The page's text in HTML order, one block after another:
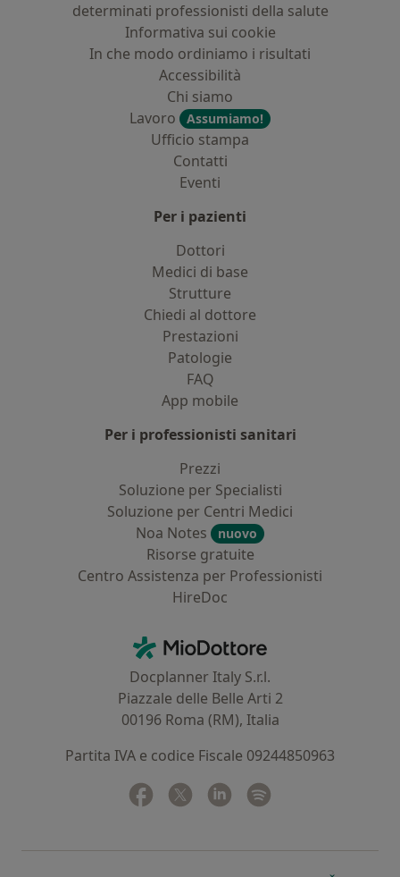
determinati professionisti della salute
Informativa sui cookie
In che modo ordiniamo i risultati
Accessibilità
Chi siamo
Lavoro
Assumiamo!
Ufficio stampa
Contatti
Eventi
Per i pazienti
Dottori
Medici di base
Strutture
Chiedi al dottore
Prestazioni
Patologie
FAQ
App mobile
Per i professionisti sanitari
Prezzi
Soluzione per Specialisti
Soluzione per Centri Medici
Noa Notes
nuovo
Risorse gratuite
Centro Assistenza per Professionisti
HireDoc
MioDottore - Homepage
Docplanner Italy S.r.l.
Piazzale delle Belle Arti 2
00196 Roma (RM), Italia
Partita IVA e codice Fiscale 09244850963
Facebook
si apre in una nuova scheda
Twitter
si apre in una nuova scheda
Linkedin
si apre in una nuova